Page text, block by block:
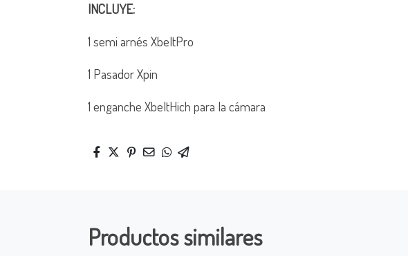
INCLUYE:
1 semi arnés XbeltPro
1 Pasador Xpin
1 enganche XbeltHich para la cámara
Productos similares